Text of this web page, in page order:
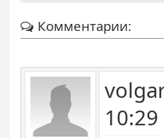
Комментарии: